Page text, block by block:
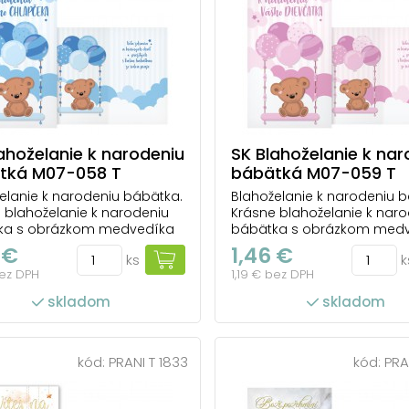
k narodeniu
M07-058 T
k narodeniu bábätka.
blahoželanie k narodeniu
s obrázkom medvedíka
na hojdačke s
pre malého chlapčeka.
ktoré urobí radosť a bude
páčiť. Text na prednej
narodeniu Vášho
Text vo...
DPH
ks
skladom
SK Blahoželanie k
bábätká M07-059 T
Blahoželanie k narodeniu
Krásne blahoželanie k
bábätka s obrázkom
sediaceho na hojdačke s
balónikmi pre malé
Prianie, ktoré urobí radosť
sa určite páčiť. Text na
strane: K narodeniu Vášho
DIEVČATKA Text vo v...
1,46 €
1,19 € bez DPH
skladom
kód: PRANI T 1833 kód: